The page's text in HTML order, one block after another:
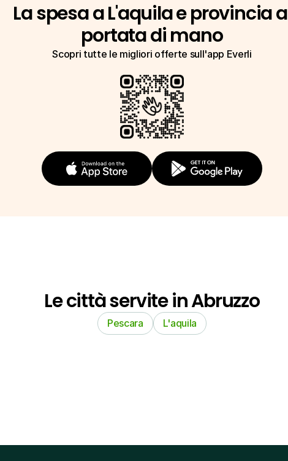
La spesa a L'aquila e provincia a
portata di mano
Scopri tutte le migliori offerte sull'app Everli
Le città servite in Abruzzo
Pescara L'aquila